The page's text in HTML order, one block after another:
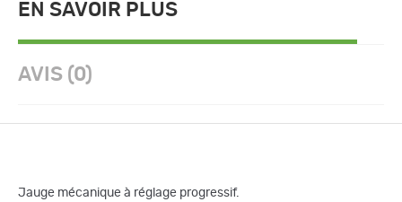
EN SAVOIR PLUS
AVIS (0)
Jauge mécanique à réglage progressif.